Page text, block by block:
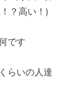
？高い！)
です
らいの人達